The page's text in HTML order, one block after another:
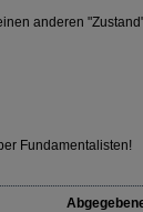
anderen
Fundamentalisten!